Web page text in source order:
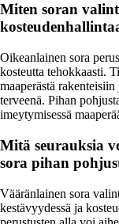
Miten soran
Oikeanlainen sora
kosteutta tehokkaasti.
maaperästä
terveenä. Pihan
imeytymisessä
Mitä seurauksia
sora pihan
Vääränlainen sora
kestävyydessä ja